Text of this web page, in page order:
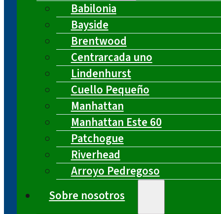
Babilonia
Bayside
Brentwood
Centrarcada uno
Lindenhurst
Cuello Pequeño
Manhattan
Manhattan Este 60
Patchogue
Riverhead
Arroyo Pedregoso
Sobre nosotros